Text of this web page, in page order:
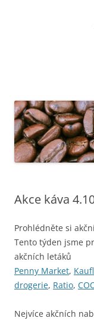
Akce káva
Prohlédněte si
Tento týden jsme
akčních letáků
Penny Market,
drogerie, Ratio,
Nejvíce akčních